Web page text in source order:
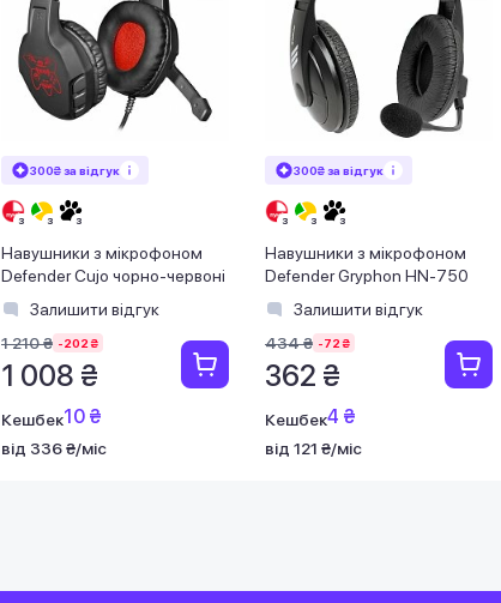
300₴ за відгук
Навушники з мікрофоном
Defender Cujo чорно-червоні
Залишити відгук
1 210 ₴ -202 ₴
1 008 ₴
Кешбек10 ₴
від 336 ₴/міс
300₴ за відгук
Навушники з мікрофоном
Defender Gryphon HN-750
Залишити відгук
434 ₴ -72 ₴
362 ₴
Кешбек4 ₴
від 121 ₴/міс